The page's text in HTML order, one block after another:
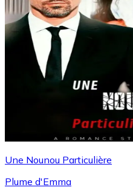
Une Nounou Particulière
Plume d'Emma